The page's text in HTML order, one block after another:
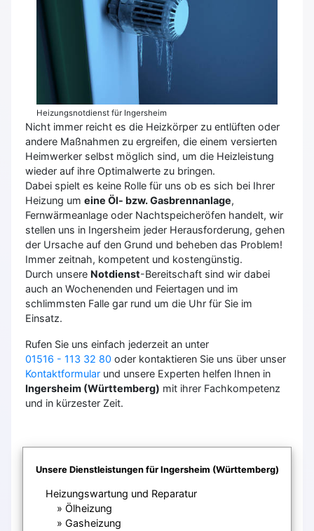
Heizungsnotdienst für Ingersheim
Nicht immer reicht es die Heizkörper zu entlüften oder
andere Maßnahmen zu ergreifen, die einem versierten
Heimwerker selbst möglich sind, um die Heizleistung
wieder auf ihre Optimalwerte zu bringen.
Dabei spielt es keine Rolle für uns ob es sich bei Ihrer
Heizung um eine Öl- bzw. Gasbrennanlage,
Fernwärmeanlage oder Nachtspeicheröfen handelt, wir
stellen uns in Ingersheim jeder Herausforderung, gehen
der Ursache auf den Grund und beheben das Problem!
Immer zeitnah, kompetent und kostengünstig.
Durch unsere Notdienst-Bereitschaft sind wir dabei
auch an Wochenenden und Feiertagen und im
schlimmsten Falle gar rund um die Uhr für Sie im
Einsatz.
Rufen Sie uns einfach jederzeit an unter
01516 - 113 32 80 oder kontaktieren Sie uns über unser
Kontaktformular und unsere Experten helfen Ihnen in
Ingersheim (Württemberg) mit ihrer Fachkompetenz
und in kürzester Zeit.
Unsere Dienstleistungen für Ingersheim (Württemberg)
Heizungswartung und Reparatur
Ölheizung
Gasheizung